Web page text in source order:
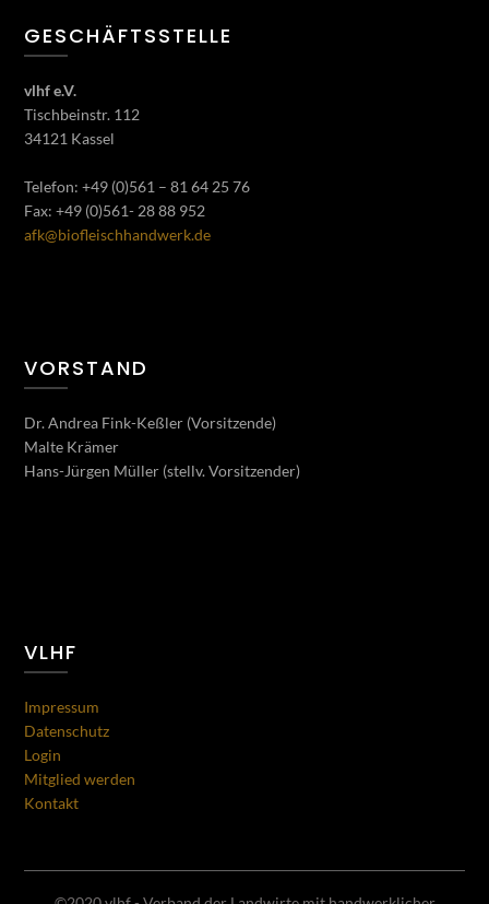
GESCHÄFTSSTELLE
vlhf e.V.
Tischbeinstr. 112
34121 Kassel
Telefon: +49 (0)561 – 81 64 25 76
Fax: +49 (0)561- 28 88 952
afk@biofleischhandwerk.de
VORSTAND
Dr. Andrea Fink-Keßler (Vorsitzende)
Malte Krämer
Hans-Jürgen Müller (stellv. Vorsitzender)
VLHF
Impressum
Datenschutz
Login
Mitglied werden
Kontakt